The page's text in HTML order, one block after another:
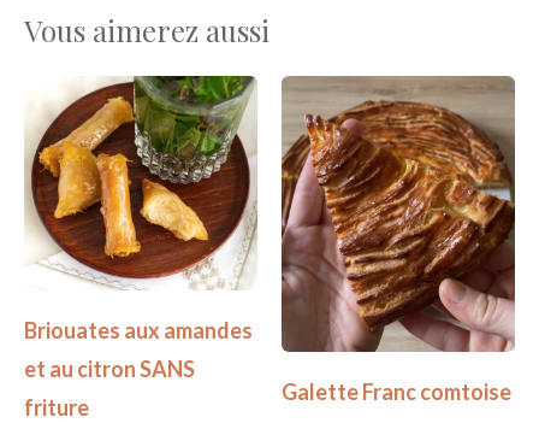
Vous aimerez aussi
Briouates aux amandes
et au citron SANS
friture
Galette Franc comtoise